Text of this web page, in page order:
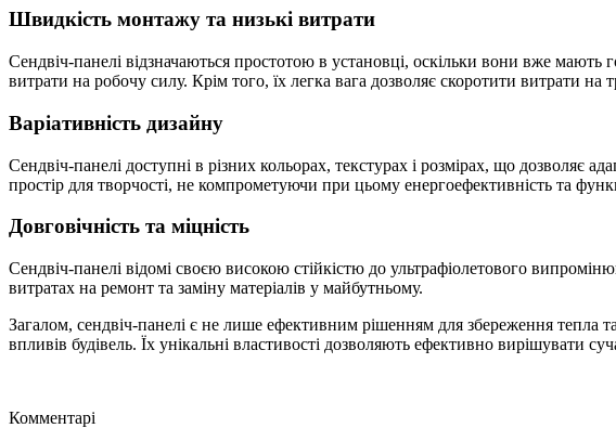
Швидкість монтажу та низькі витрати
Сендвіч-панелі відзначаються простотою в установці, оскільки вони вже
витрати на робочу силу. Крім того, їх легка вага дозволяє скоротити витрати на
Варіативність дизайну
Сендвіч-панелі доступні в різних кольорах, текстурах і розмірах, що дозволяє
простір для творчості, не компрометуючи при цьому енергоефективність та
Довговічність та міцність
Сендвіч-панелі відомі своєю високою стійкістю до ультрафіолетового
витратах на ремонт та заміну матеріалів у майбутньому.
Загалом, сендвіч-панелі є не лише ефективним рішенням для збереження тепла
впливів будівель. Їх унікальні властивості дозволяють ефективно вирішувати
Комментарі